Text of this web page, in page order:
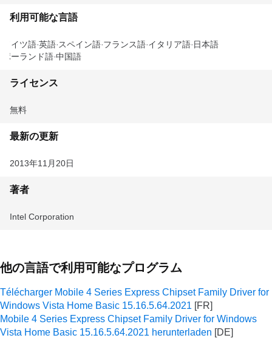
利用可能な言語
ドイツ語 英語 スペイン語 フランス語 イタリア語 日本語
ポーランド語 中国語
ライセンス
無料
最新の更新
2013年11月20日
著者
Intel Corporation
他の言語で利用可能なプログラム
Télécharger Mobile 4 Series Express Chipset Family Driver for
Windows Vista Home Basic 15.16.5.64.2021
Mobile 4 Series Express Chipset Family Driver for Windows
Vista Home Basic 15.16.5.64.2021 herunterladen